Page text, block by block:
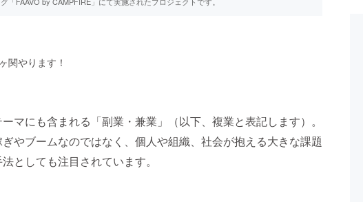
関やります！
マにも含まれる「副業・兼業」（以下、複業と表記します）。
やブームなのではなく、個人や組織、社会が抱える大きな課題
としても注目されています。